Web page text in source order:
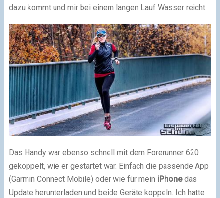
dazu kommt und mir bei einem langen Lauf Wasser reicht.
Das Handy war ebenso schnell mit dem Forerunner 620
gekoppelt, wie er gestartet war. Einfach die passende App
(Garmin Connect Mobile) oder wie für mein iPhonedas
Update herunterladen und beide Geräte koppeln. Ich hatte